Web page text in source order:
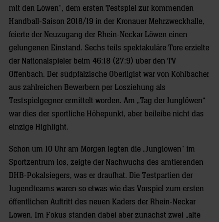
mit den Löwen“, dem ersten Testspiel zur kommenden
Handball-Saison 2018/19 in der Kronauer Mehrzweckhalle,
feierte der Neuzugang der Rhein-Neckar Löwen einen
gelungenen Einstand. Sechs teils spektakuläre Tore erzielte
der Nationalspieler beim 46:18 (27:9) über den TV
Offenbach. Der südpfälzische Oberligist war von Kohlbacher
aus zahlreichen Bewerbern per Losziehung als
Testspielgegner ermittelt worden. Am „Tag der Junglöwen“
war dies der sportliche Höhepunkt, aber beileibe nicht das
einzige Highlight.
Schon um 10 Uhr am Morgen legten die „Junglöwen“ im
Sportzentrum los, zeigte der Nachwuchs des amtierenden
DHB-Pokalsiegers, was er draufhat. Die Testpartien der
Jugendteams waren so etwas wie das Vorspiel zum ersten
öffentlichen Auftritt des neuen Kaders der Rhein-Neckar
Löwen. Im Fokus standen dabei aber zunächst zwei „alte